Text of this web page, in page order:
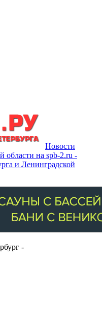
Новости
области на spb-2.ru -
и Ленинградской
-